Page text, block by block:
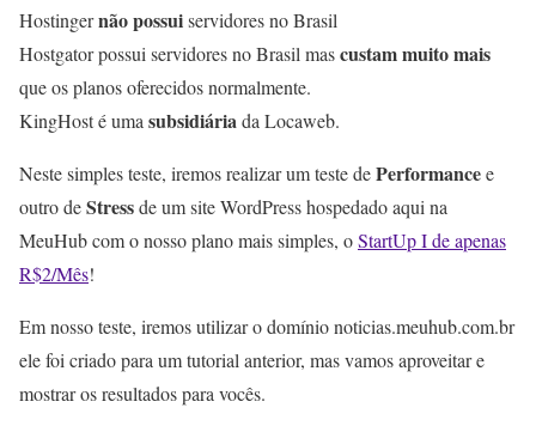
Hostingernão possuiservidores no Brasil
Hostgator possui servidores no Brasil mascustam muito mais
que os planos oferecidos normalmente.
KingHost é uma subsidiáriada Locaweb.
Neste simples teste, iremos realizar um teste dePerformancee
outro deStressde um site WordPress hospedado aqui na
MeuHub com o nosso plano mais simples, oStartUp I de apenas
R$2/Mês!
Em nosso teste, iremos utilizar o domínio noticias.meuhub.com.br
ele foi criado para um tutorial anterior, mas vamos aproveitar e
mostrar os resultados para vocês.